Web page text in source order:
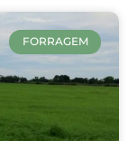
FORRAGEM